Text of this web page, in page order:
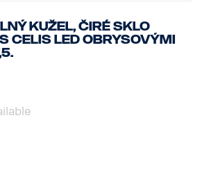
kužel, čiré sklo
LED obrysovými